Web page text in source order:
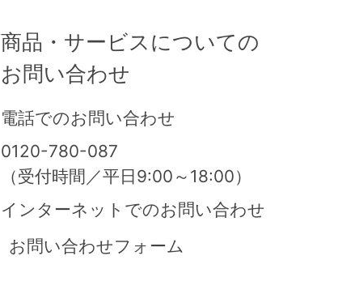
商品・サービスについての
お問い合わせ
電話でのお問い合わせ
0120-780-087
（受付時間／平日9:00～18:00）
インターネットでのお問い合わせ
お問い合わせフォーム